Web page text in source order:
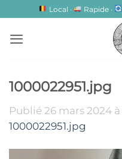
contenu
Local · Rapide ·
1000022951.jpg
Publié 26 mars 2024 à
1000022951.jpg